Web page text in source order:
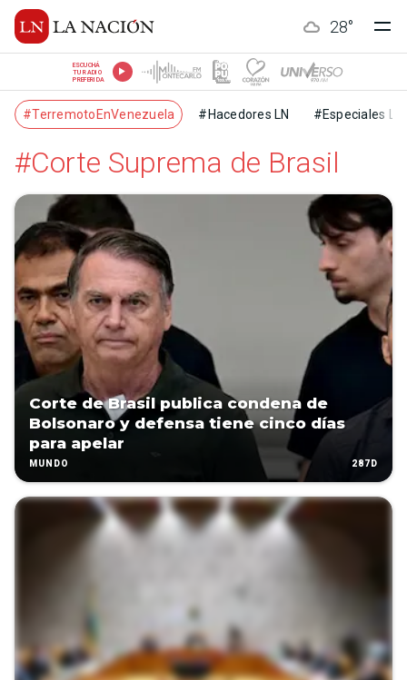
28°
ESCUCHÁ
TU RADIO
PREFERIDA
#TerremotoEnVenezuela #Hacedores LN #Especiales LN
#Corte Suprema de Brasil
Corte de Brasil publica condena de
Bolsonaro y defensa tiene cinco días
para apelar
MUNDO 287D